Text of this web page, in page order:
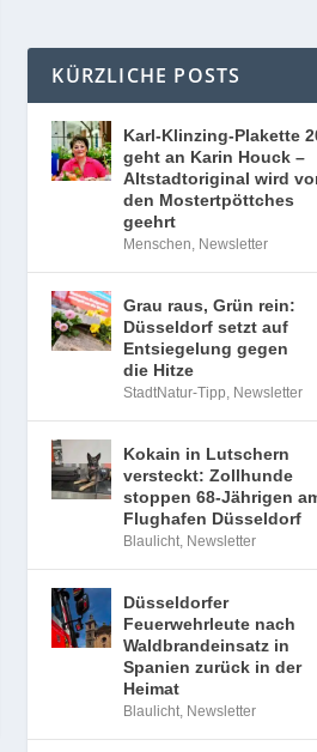
KÜRZLICHE POSTS
Karl-Klinzing-Plakette
geht an Karin Houck –
Altstadtoriginal wird
den Mostertpöttches
geehrt
Menschen, Newsletter
Grau raus, Grün rein:
Düsseldorf setzt auf
Entsiegelung gegen
die Hitze
StadtNatur-Tipp, Newsletter
Kokain in Lutschern
versteckt: Zollhunde
stoppen 68-Jährigen
Flughafen Düsseldorf
Blaulicht, Newsletter
Düsseldorfer
Feuerwehrleute nach
Waldbrandeinsatz in
Spanien zurück in der
Heimat
Blaulicht, Newsletter